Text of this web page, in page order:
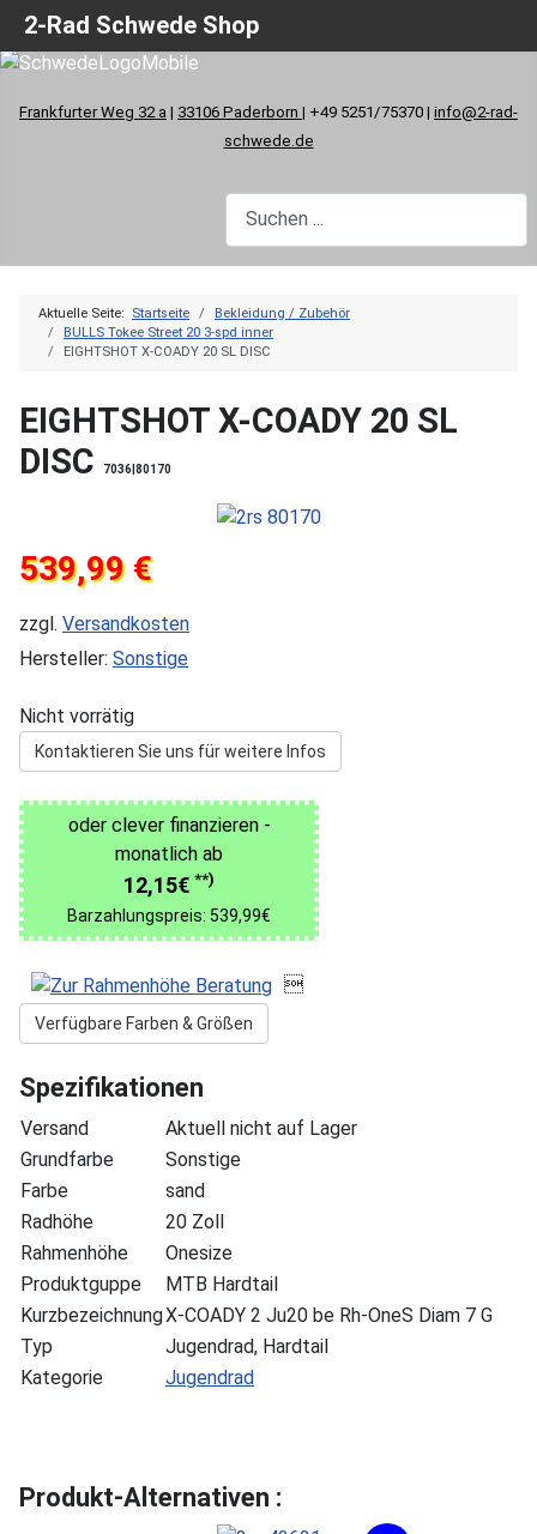
Frankfurter Weg 32 a | 33106 Paderborn | +49 5251/75370 | info@2-rad-
schwede.de
Aktuelle Seite: Startseite
Bekleidung / Zubehör
BULLS Tokee Street 20 3-spd inner
EIGHTSHOT X-COADY 20 SL DISC
EIGHTSHOT X-COADY 20 SL
DISC
7036|80170
539,99 €
zzgl. Versandkosten
Hersteller: Sonstige
Nicht vorrätig
Kontaktieren Sie uns für weitere Infos
oder clever finanzieren -
monatlich ab
12,15€ **)
Barzahlungspreis: 539,99€

Verfügbare Farben & Größen
Spezifikationen
Versand
Aktuell nicht auf Lager
Grundfarbe
Sonstige
Farbe
sand
Radhöhe
20 Zoll
Rahmenhöhe
Onesize
Produktguppe
MTB Hardtail
KurzbezeichnungX-COADY 2 Ju20 be Rh-OneS Diam 7 G
Typ
Jugendrad, Hardtail
Kategorie
Jugendrad
Produkt-Alternativen :
2-Rad Schwede Shop